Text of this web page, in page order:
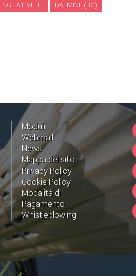
A LIVELLI DALMINE (BG)
Moduli
Webmail
News
Mappa del sito
Privacy Policy
Cookie Policy
Modalità di
Pagamento
Whistleblowing